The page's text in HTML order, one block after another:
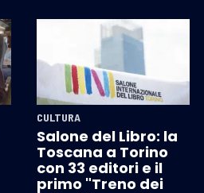
CULTURA
Salone del Libro: la
Toscana a Torino
con 33 editori e il
primo "Treno dei